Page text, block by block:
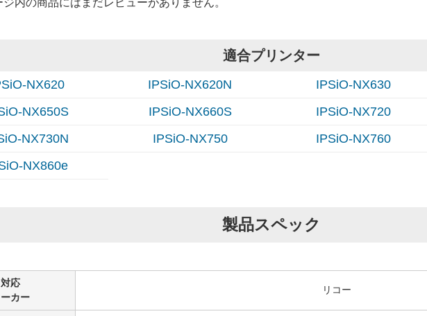
ジ内の商品にはまだレビューがありません。
適合プリンター
NX620 IPSiO-NX620N
IPSiO-NX630
NX650S
IPSiO-NX660S
IPSiO-NX720
NX730N
IPSiO-NX750
IPSiO-NX760
NX860e
製品スペック
対応
カー
リコー